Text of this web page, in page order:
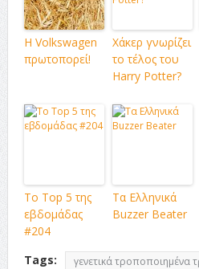
Η Volkswagen
πρωτοπορεί!
Χάκερ γνωρίζει
το τέλος του
Harry Potter?
Το Top 5 της
εβδομάδας
#204
Τα Ελληνικά
Buzzer Beater
Tags:
γενετικά τροποποιημένα